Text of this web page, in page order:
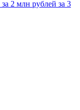
за 2 млн рублей за 3